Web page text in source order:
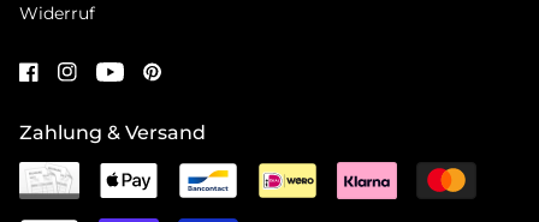
Widerruf
Zahlung & Versand